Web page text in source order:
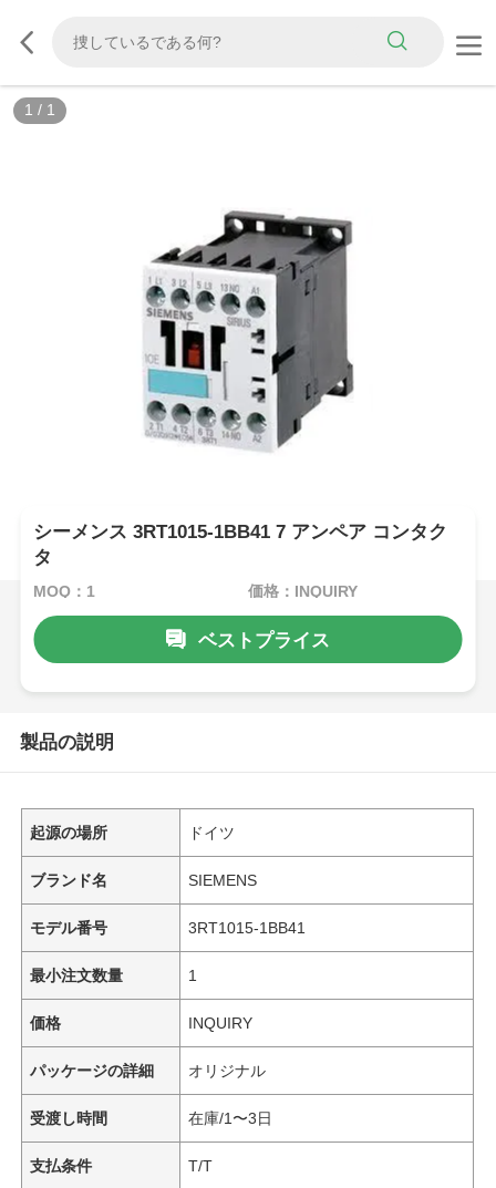
1 / 1
シーメンス 3RT1015-1BB41 7 アンペア コンタク
タ
MOQ：1 価格：INQUIRY
ベストプライス
製品の説明
起源の場所 ドイツ
ブランド名 SIEMENS
モデル番号 3RT1015-1BB41
最小注文数量 1
価格 INQUIRY
パッケージの詳細 オリジナル
受渡し時間 在庫/1〜3日
支払条件 T/T